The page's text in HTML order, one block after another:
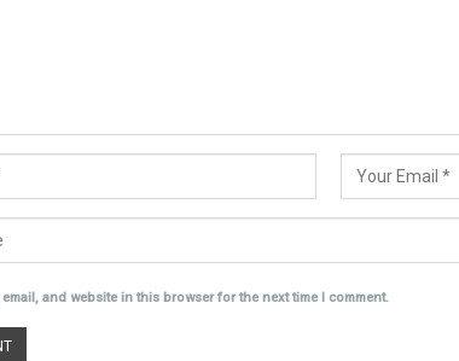
email, and website in this browser for the next time I comment.